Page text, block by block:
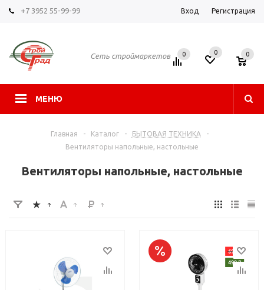
+7 3952 55-99-99 Вход Регистрация
Сеть строймаркетов
МЕНЮ
0 0 0
Главная - Каталог - БЫТОВАЯ ТЕХНИКА
-
Вентиляторы напольные, настольные
Вентиляторы напольные, настольные